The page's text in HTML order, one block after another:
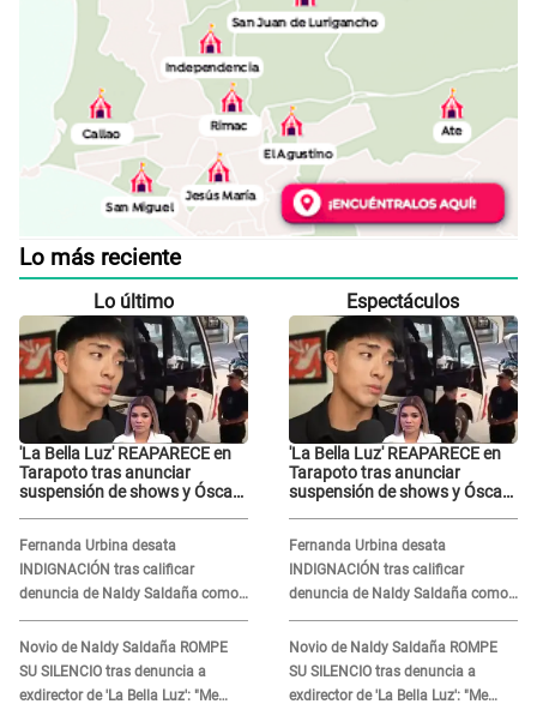
Lo más reciente
Lo último
'La Bella Luz' REAPARECE en
Tarapoto tras anunciar
suspensión de shows y Óscar
Fernanda Urbina desata
INDIGNACIÓN tras calificar
denuncia de Naldy Saldaña como
'acto bochornoso': "No es justo
atacar a otra mujer"
Novio de Naldy Saldaña ROMPE
SU SILENCIO tras denuncia a
exdirector de 'La Bella Luz': "Me
Espectáculos
'La Bella Luz' REAPARECE en
Tarapoto tras anunciar
suspensión de shows y Óscar
Fernanda Urbina desata
INDIGNACIÓN tras calificar
denuncia de Naldy Saldaña como
'acto bochornoso': "No es justo
atacar a otra mujer"
Novio de Naldy Saldaña ROMPE
SU SILENCIO tras denuncia a
exdirector de 'La Bella Luz': "Me